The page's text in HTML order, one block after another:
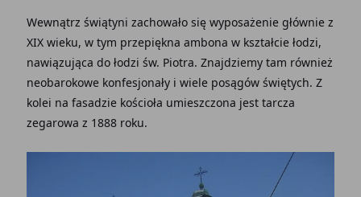
Wewnątrz świątyni zachowało się wyposażenie głównie z
XIX wieku, w tym przepiękna ambona w kształcie łodzi,
nawiązująca do łodzi św. Piotra. Znajdziemy tam również
neobarokowe konfesjonały i wiele posągów świętych. Z
kolei na fasadzie kościoła umieszczona jest tarcza
zegarowa z 1888 roku.